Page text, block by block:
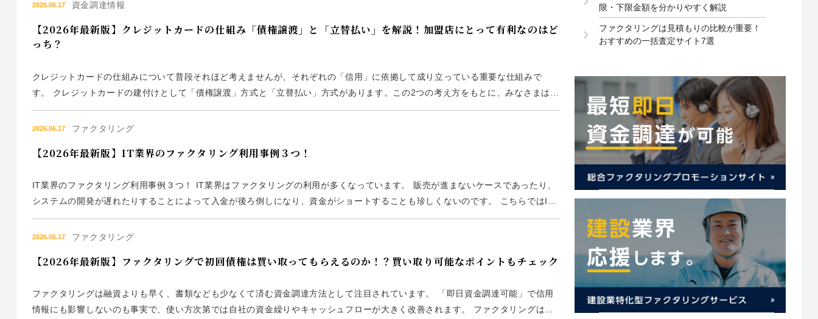
2026.06.17 資金調達情報
【2026年最新版】クレジットカードの仕組み「債権譲渡」と「立替払い」を解説！加盟店にとって有利なのはど
っち？
クレジットカードの仕組みについて普段それほど考えませんが、それぞれの「信用」に依拠して成り立っている重要な仕組みで
す。 クレジットカードの建付けとして「債権譲渡」方式と「立替払い」方式があります。この2つの考え方をもとに、みなさまはク
レジットカードで買い物して、支払いは後日、1か月ごとか2か月後の決まった日（月末日など）に行います。 その仕組みについて
今回は詳しく解説し...
2026.06.17 ファクタリング
【2026年最新版】IT業界のファクタリング利用事例３つ！
IT業界のファクタリング利用事例３つ！ IT業界はファクタリングの利用が多くなっています。 販売が進まないケースであったり、
システムの開発が遅れたりすることによって入金が後ろ倒しになり、資金がショートすることも珍しくないのです。 こちらではIT
業界のファクタリング利用事例を3つ紹介します。 なぜIT業界はファクタリングを選択するのでしょうか？ IT業界のファクタリン
グ利用事例その1...
2026.06.17 ファクタリング
【2026年最新版】ファクタリングで初回債権は買い取ってもらえるのか！？買い取り可能なポイントもチェック
ファクタリングは融資よりも早く、書類なども少なくて済む資金調達方法として注目されています。 「即日資金調達可能」で信用
情報にも影響しないのも事実で、使い方次第では自社の資金繰りやキャッシュフローが大きく改善されます。 ファクタリングは売
限・下限金額を分かりやすく解説
ファクタリングは見積もりの比較が重要！
おすすめの一括査定サイト7選